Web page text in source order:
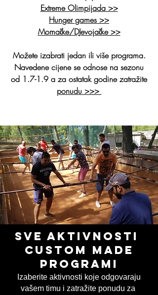
Extreme Olimpijada >>
Hunger games >>
Momačke/DJevojačke >>
Možete izabrati jedan ili više programa.
Navedene cijene se odnose na sezonu
od 1.7-1.9 a za ostatak godine zatražite
ponudu >>>
sve aktivnosti
CUSTOM MAde
programi
Izaberite aktivnosti koje odgovaraju
vašem timu i zatražite ponudu za